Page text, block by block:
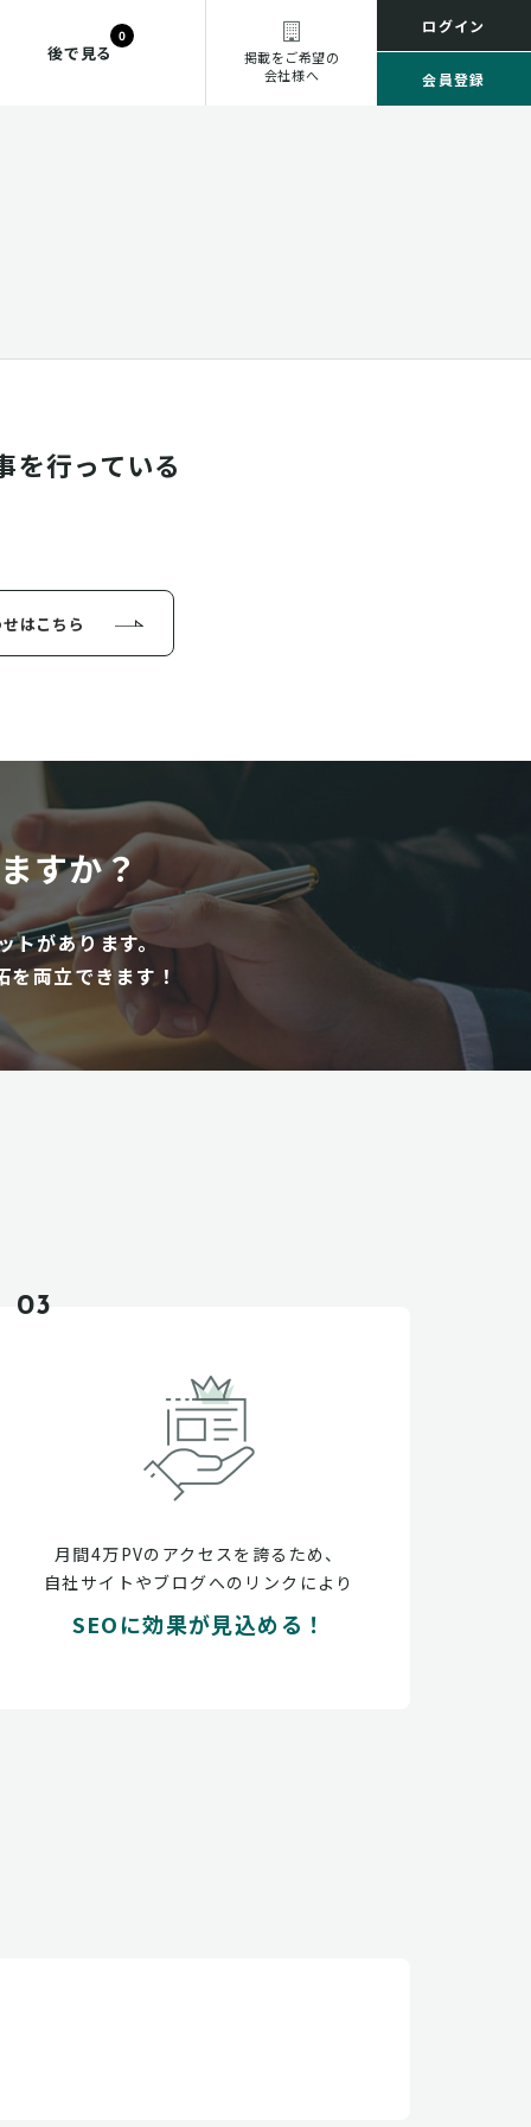
後で見る
0
掲載をご希望の
会社様へ
ログイン
会員登録
を行っている
はこちら
すか？
トがあります。
両立できます！
03
月間4万PVのアクセスを誇るため、
自社サイトやブログへのリンクにより
SEOに効果が見込める！